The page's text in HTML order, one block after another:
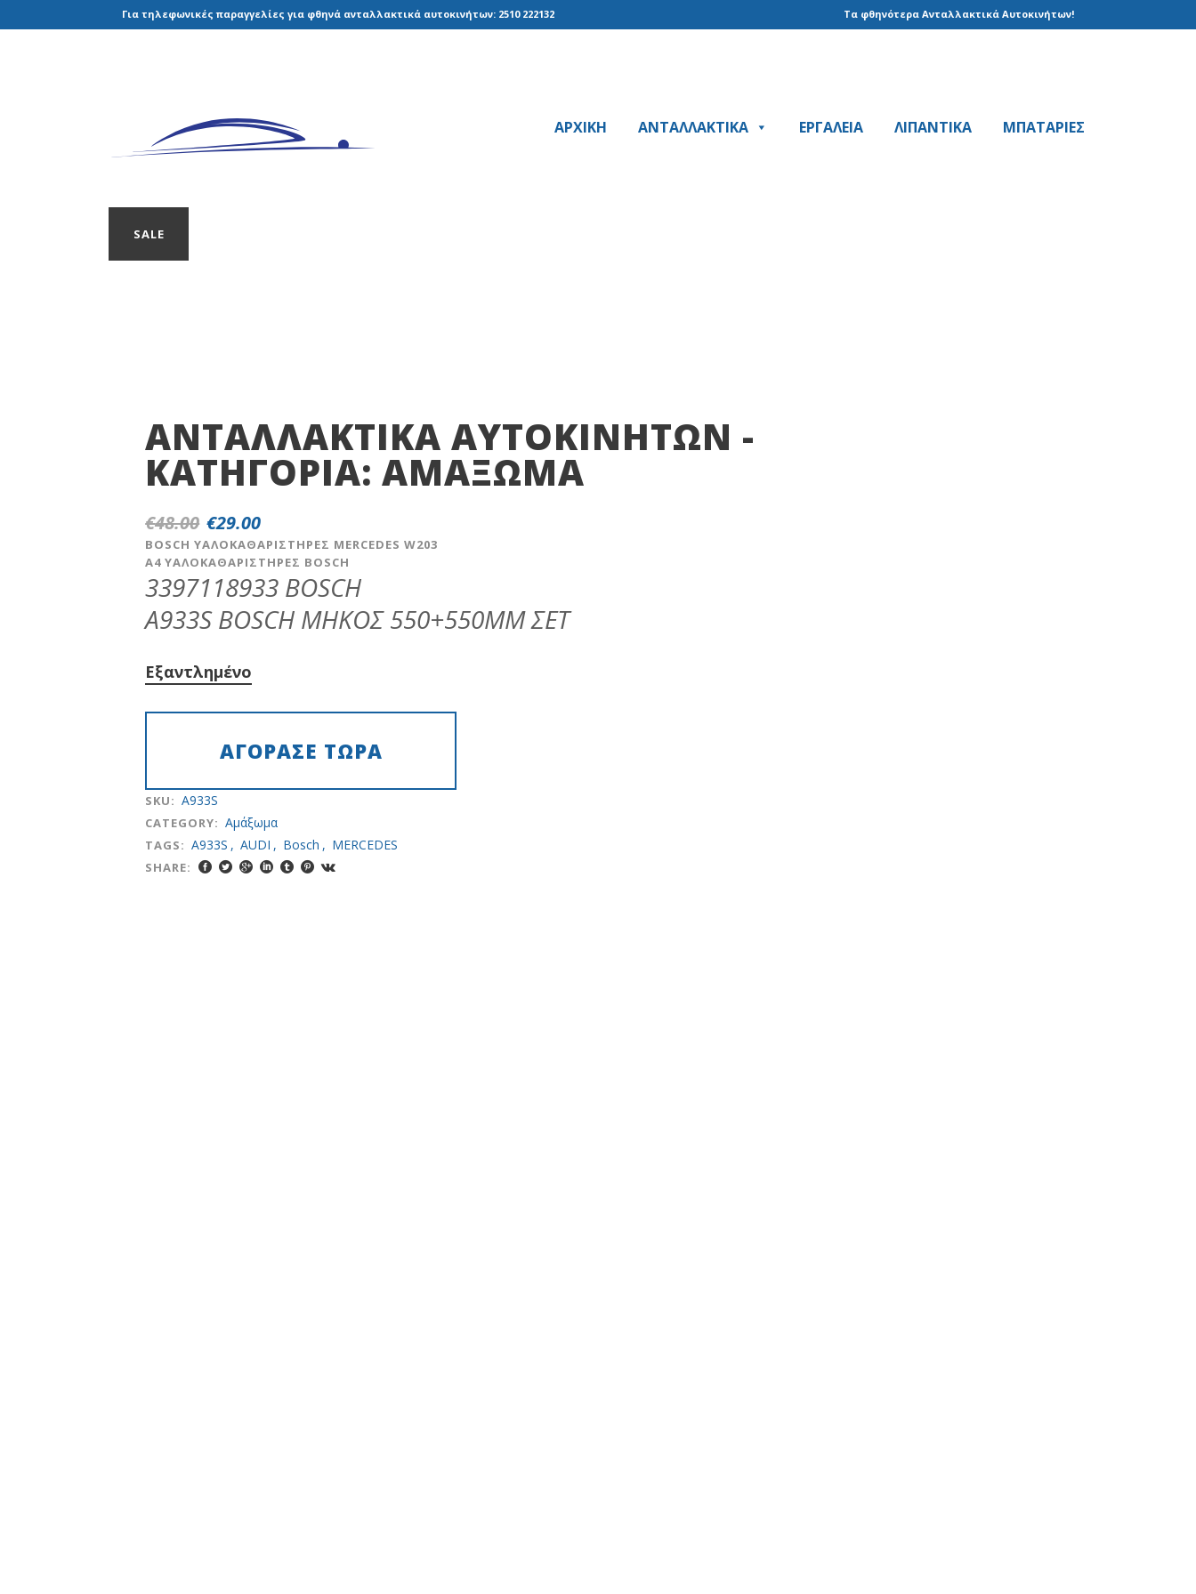
Για τηλεφωνικές παραγγελίες για φθηνά ανταλλακτικά αυτοκινήτων: 2510 222132 Τα φθηνότερα Ανταλλακτικά Αυτοκινήτων!
ΑΡΧΙΚΗ ΑΝΤΑΛΛΑΚΤΙΚΑ EPΓAΛΕΙΑ ΛΙΠΑΝΤΙΚΑ ΜΠΑΤΑΡΙΕΣ
SALE
ΑΝΤΑΛΛΑΚΤΙΚΆ ΑΥΤΟΚΙΝΉΤΩΝ -
ΚΑΤΗΓΟΡΊΑ:ΑΜΆΞΩΜΑ
€48.00 Original
price
was:
€48.00.
€29.00Η
τρέχουσα
τιμή
είναι:
BOSCH YAΛΟΚΑΘΑΡΙΣΤΗΡΕΣ MERCEDES W203
A4 YAΛΟΚΑΘΑΡΙΣΤΗΡΕΣ ΒΟSCH
3397118933 BOSCH
A933S BOSCH ΜΗΚΟΣ 550+550ΜΜ ΣΕΤ
Εξαντλημένο
SKU: A933S
CATEGORY: Αμάξωμα
TAGS: A933S , AUDI , Bosch , MERCEDES
SHARE: